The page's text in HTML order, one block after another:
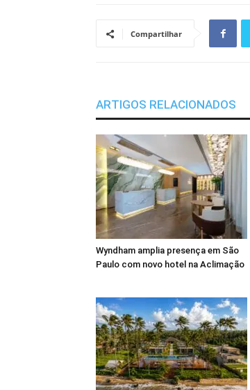
Compartilhar
ARTIGOS RELACIONADOS
Wyndham amplia presença em São
Paulo com novo hotel na Aclimação